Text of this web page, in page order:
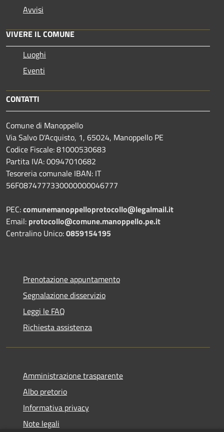
Avvisi
VIVERE IL COMUNE
Luoghi
Eventi
CONTATTI
Comune di Manoppello
Via Salvo D'Acquisto, 1, 65024, Manoppello PE
Codice Fiscale: 81000530683
Partita IVA: 00947010682
Tesoreria comunale IBAN: IT
56F0874777330000000046777
PEC:comunemanoppelloprotocollo@legalmail.it
Email: protocollo@comune.manoppello.pe.it
Centralino Unico:0859154195
Prenotazione appuntamento
Segnalazione disservizio
Leggi le FAQ
Richiesta assistenza
Amministrazione trasparente
Albo pretorio
Informativa privacy
Note legali